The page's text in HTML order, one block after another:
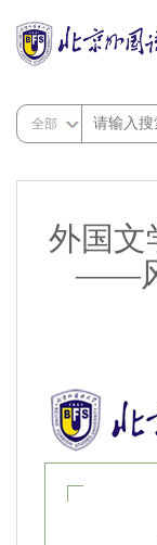
全部
外国文
——风